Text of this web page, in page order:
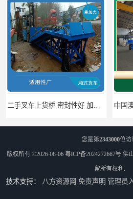
您是第2343000位访
版权所有 ©2026-08-06 粤ICP备2024272667号 佛
留所有权利.
技术支持： 八方资源网 免责声明 管理员